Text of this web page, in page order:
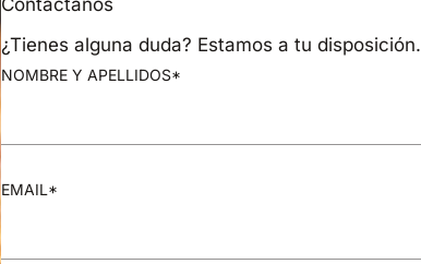
Contáctanos
¿Tienes alguna duda? Estamos a tu disposición.
NOMBRE Y APELLIDOS*
EMAIL*